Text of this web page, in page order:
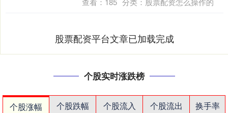
股票配资平台文章已加载完成
个股实时涨跌榜
个股涨幅 个股跌幅 个股流入 个股流出
换手率